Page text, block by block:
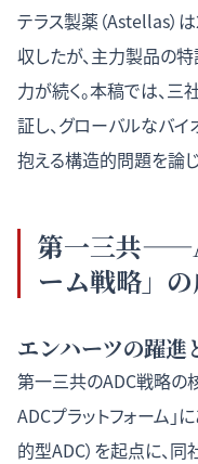
テラス製薬（Astellas）
収したが、主力製品の
力が続く。本稿では、
証し、グローバルなバ
抱える構造的問題を論じ
第一三共
ーム戦略」
エンハーツの躍
第一三共のADC戦略の
ADCプラットフォーム」
的型ADC）を起点に、